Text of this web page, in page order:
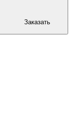
Заказать